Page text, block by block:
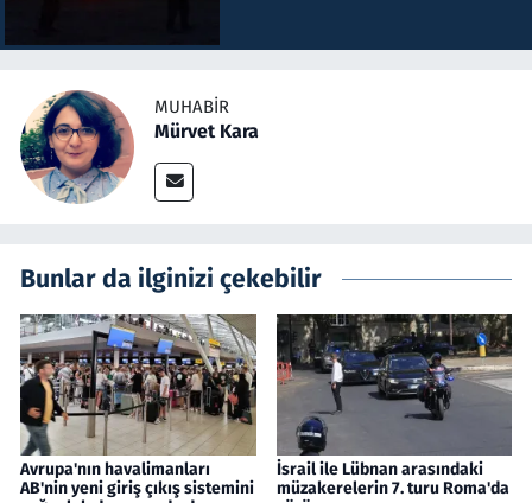
MUHABIR
Mürvet Kara
Bunlar da ilginizi çekebilir
Avrupa'nın havalimanları
AB'nin yeni giriş çıkış sistemini
İsrail ile Lübnan arasındaki
müzakerelerin 7. turu Roma'da